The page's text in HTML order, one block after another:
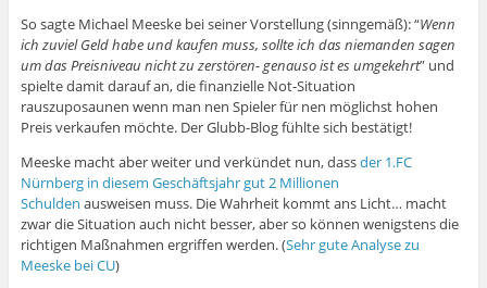
So sagte Michael Meeske bei seiner Vorstellung (sinngemäß): “Wenn
ich zuviel Geld habe und kaufen muss, sollte ich das niemanden sagen
um das Preisniveau nicht zu zerstören- genauso ist es umgekehrt” und
spielte damit darauf an, die finanzielle Not-Situation
rauszuposaunen wenn man nen Spieler für nen möglichst hohen
Preis verkaufen möchte. Der Glubb-Blog fühlte sich bestätigt!
Meeske macht aber weiter und verkündet nun, dassder 1.FC
Nürnberg in diesem Geschäftsjahr gut 2 Millionen
Schulden ausweisen muss. Die Wahrheit kommt ans Licht… macht
zwar die Situation auch nicht besser, aber so können wenigstens die
richtigen Maßnahmen ergriffen werden. (Sehr gute Analyse zu
Meeske bei CU)